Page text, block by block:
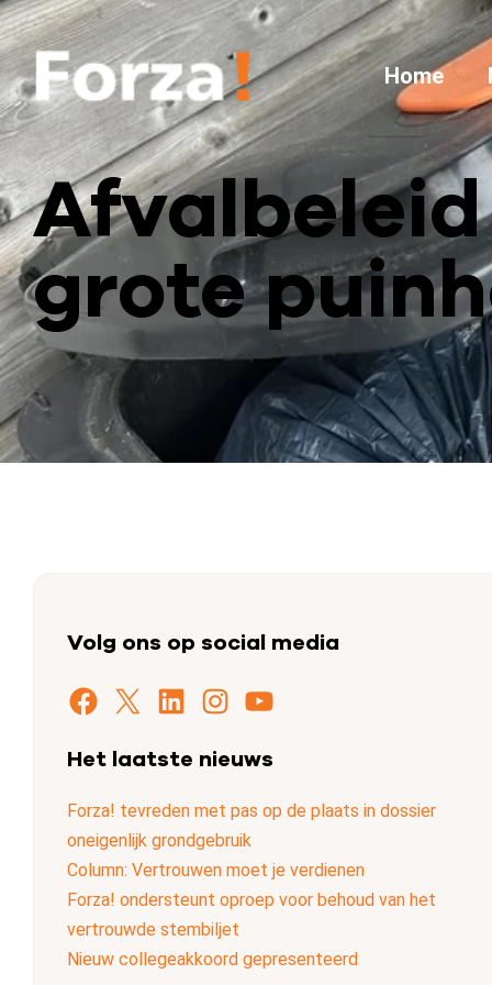
Home
grote
Volg ons op social media
Facebook X LinkedIn Instagram YouTube
Het laatste nieuws
Forza! tevreden met pas op de plaats in dossier
oneigenlijk grondgebruik
Column: Vertrouwen moet je verdienen
Forza! ondersteunt oproep voor behoud van het
vertrouwde stembiljet
Nieuw collegeakkoord gepresenteerd